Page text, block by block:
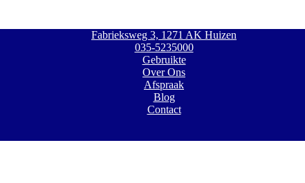
Fabrieksweg 3, 1271 AK Huizen
035-5235000
Gebruikte
Over Ons
Afspraak
Blog
Contact